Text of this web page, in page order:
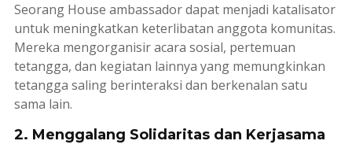
Seorang House ambassadordapat menjadi katalisator
untuk meningkatkan keterlibatan anggota komunitas.
Mereka mengorganisir acara sosial, pertemuan
tetangga, dan kegiatan lainnya yang memungkinkan
tetangga saling berinteraksi dan berkenalan satu
sama lain.
2. Menggalang Solidaritas dan Kerjasama